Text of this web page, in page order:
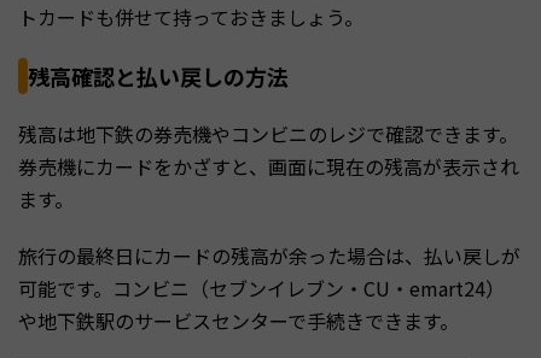
トカードも併せて持っておきましょう。
残高確認と払い戻しの方法
残高は地下鉄の券売機やコンビニのレジで確認できます。
券売機にカードをかざすと、画面に現在の残高が表示され
ます。
旅行の最終日にカードの残高が余った場合は、払い戻しが
可能です。コンビニ（セブンイレブン・CU・emart24）
や地下鉄駅のサービスセンターで手続きできます。